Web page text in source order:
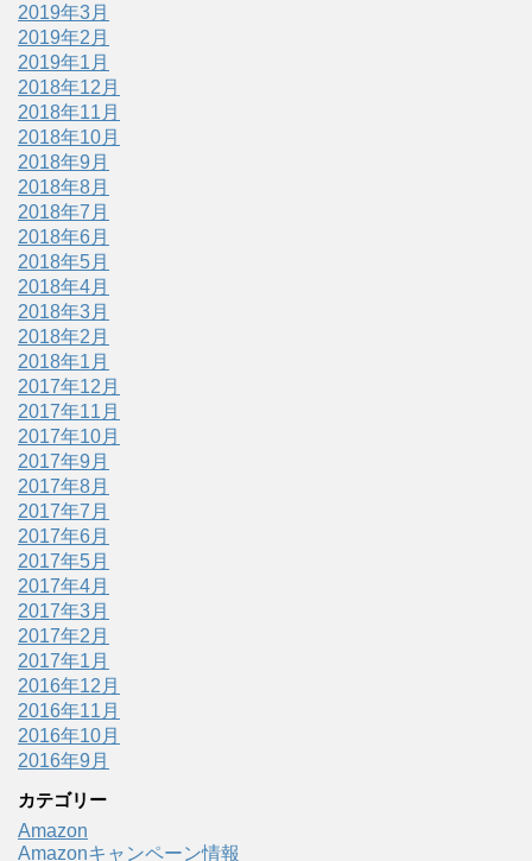
2019年3月
2019年2月
2019年1月
2018年12月
2018年11月
2018年10月
2018年9月
2018年8月
2018年7月
2018年6月
2018年5月
2018年4月
2018年3月
2018年2月
2018年1月
2017年12月
2017年11月
2017年10月
2017年9月
2017年8月
2017年7月
2017年6月
2017年5月
2017年4月
2017年3月
2017年2月
2017年1月
2016年12月
2016年11月
2016年10月
2016年9月
カテゴリー
Amazon
Amazonキャンペーン情報